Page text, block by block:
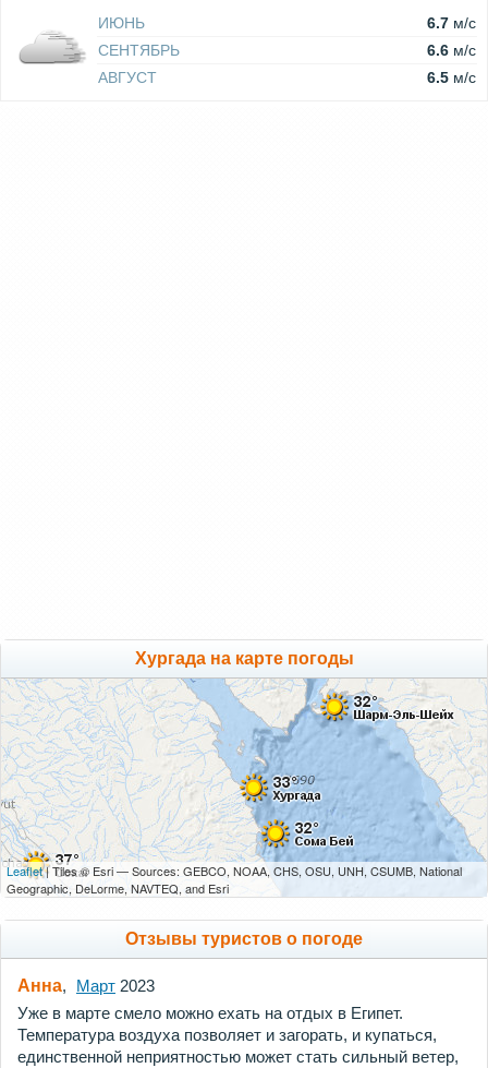
ИЮНЬ
6.7 м/c
СЕНТЯБРЬ
6.6 м/c
АВГУСТ
6.5 м/c
Хургада на карте погоды
Leaflet| Tiles © Esri — Sources: GEBCO, NOAA, CHS, OSU, UNH, CSUMB, National
Geographic, DeLorme, NAVTEQ, and Esri
Отзывы туристов о погоде
Анна, Март 2023
Уже в марте смело можно ехать на отдых в Египет.
Температура воздуха позволяет и загорать, и купаться,
единственной неприятностью может стать сильный ветер,